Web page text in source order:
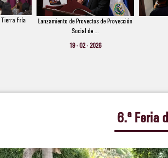
Fría
Lanzamiento de Proyectos de Proyección
Social de ...
19 - 02 - 2026
6.ª Feria